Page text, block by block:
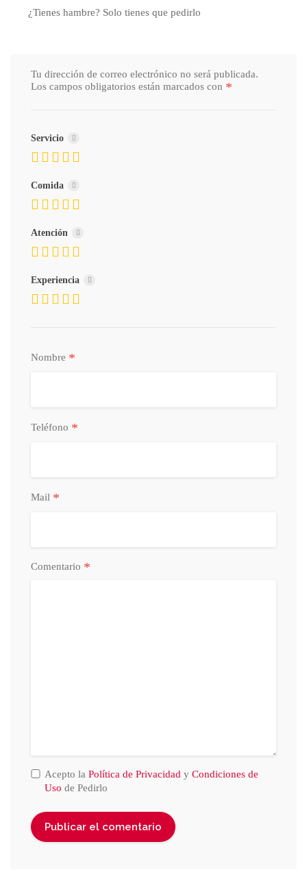
¿Tienes hambre? Solo tienes que pedirlo
Tu dirección de correo electrónico no será publicada.
Los campos obligatorios están marcados con *
Servicio
Comida
Atención
Experiencia
Nombre *
Teléfono *
Mail *
Comentario *
Acepto la Política de Privacidad y Condiciones de
Uso de Pedirlo